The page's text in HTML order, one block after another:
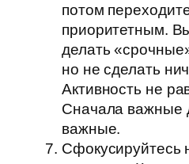
потом
приоритетным.
делать
но не сделать
Активность не
Сначала важные
важные.
Сфокусируйтесь